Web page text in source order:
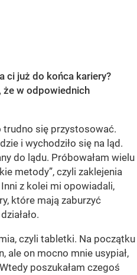
ci już do końca kariery?
że w odpowiednich
trudno się przystosować.
i wychodziło się na ląd.
do lądu. Próbowałam wielu
metody”, czyli zaklejenia
z kolei mi opowiadali,
które mają zaburzyć
czyli tabletki. Na początku
ale on mocno mnie usypiał,
poszukałam czegoś